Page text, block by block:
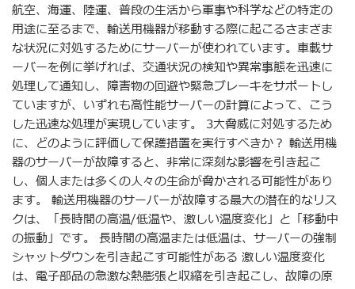
航空、海運、陸運、普段の生活から軍事や科学などの特定の
用途に至るまで、輸送用機器が移動する際に起こるさまざま
な状況に対処するためにサーバーが使われています。車載サ
ーバーを例に挙げれば、交通状況の検知や異常事態を迅速に
処理して通知し、障害物の回避や緊急ブレーキをサポートし
ていますが、いずれも高性能サーバーの計算によって、こう
した迅速な処理が実現しています。 3大脅威に対処するため
に、どのように評価して保護措置を実行すべきか？ 輸送用機
器のサーバーが故障すると、非常に深刻な影響を引き起こ
し、個人または多くの人々の生命が脅かされる可能性があり
ます。 輸送用機器のサーバーが故障する最大の潜在的なリス
クは、「長時間の高温/低温や、激しい温度変化」と「移動中
の振動」です。 長時間の高温または低温は、サーバーの強制
シャットダウンを引き起こす可能性がある 激しい温度変化
は、電子部品の急激な熱膨張と収縮を引き起こし、故障の原